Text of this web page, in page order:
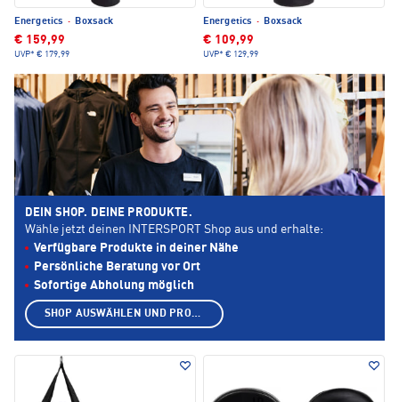
Energetics · Boxsack
€ 159,99
UVP* € 179,99
Energetics · Boxsack
€ 109,99
UVP* € 129,99
DEIN SHOP. DEINE PRODUKTE.
Wähle jetzt deinen INTERSPORT Shop aus und erhalte:
Verfügbare Produkte in deiner Nähe
Persönliche Beratung vor Ort
Sofortige Abholung möglich
SHOP AUSWÄHLEN UND PRODUKTE ANZEIGEN